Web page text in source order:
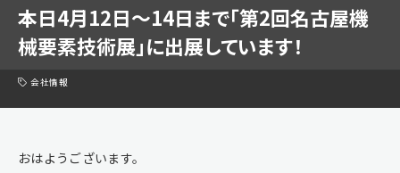
本日4月12日～14日まで「第2回名古屋機
械要素技術展」に出展しています！
会社情報
おはようございます。